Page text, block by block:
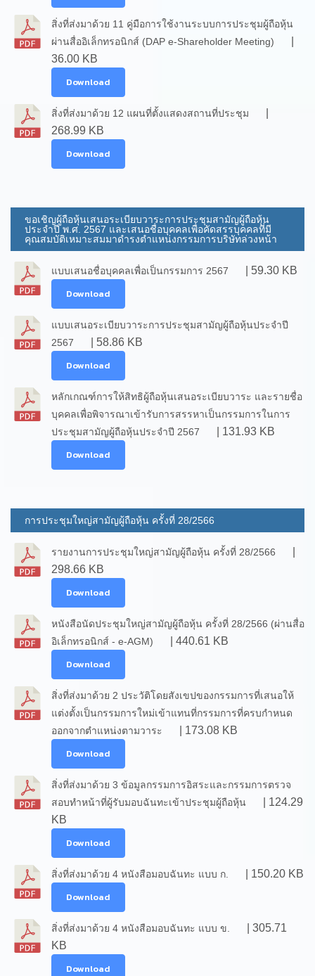
สิ่งที่ส่งมาด้วย 11 คู่มือการใช้งานระบบการประชุมผู้ถือหุ้น
ผ่านสื่ออิเล็กทรอนิกส์ (DAP e-Shareholder Meeting)
36.00 KB
Download
สิ่งที่ส่งมาด้วย 12 แผนที่ตั้งแสดงสถานที่ประชุม
268.99 KB
Download
ขอเชิญผู้ถือหุ้นเสนอระเบียบวาระการประชุมสามัญผู้ถือหุ้น
ประจำปี พ.ศ. 2567 และเสนอชื่อบุคคลเพื่อคัดสรรบุคคลที่มี
คุณสมบัติเหมาะสมมาดำรงตำแหน่งกรรมการบริษัทล่วงหน้า
แบบเสนอชื่อบุคคลเพื่อเป็นกรรมการ 2567 | 59.30 KB
Download
แบบเสนอระเบียบวาระการประชุมสามัญผู้ถือหุ้นประจำปี
2567
| 58.86 KB
Download
หลักเกณฑ์การให้สิทธิผู้ถือหุ้นเสนอระเบียบวาระ และรายชื่อ
บุคคลเพื่อพิจารณาเข้ารับการสรรหาเป็นกรรมการในการ
ประชุมสามัญผู้ถือหุ้นประจำปี 2567
| 131.93 KB
Download
การประชุมใหญ่สามัญผู้ถือหุ้น ครั้งที่ 28/2566
รายงานการประชุมใหญ่สามัญผู้ถือหุ้น ครั้งที่ 28/2566
298.66 KB
Download
หนังสือนัดประชุมใหญ่สามัญผู้ถือหุ้น ครั้งที่ 28/2566 (ผ่านสื่อ
อิเล็กทรอนิกส์ - e-AGM)
| 440.61 KB
Download
สิ่งที่ส่งมาด้วย 2 ประวัติโดยสังเขปของกรรมการที่เสนอให้
แต่งตั้งเป็นกรรมการใหม่เข้าแทนที่กรรมการที่ครบกำหนด
ออกจากตำแหน่งตามวาระ
| 173.08 KB
Download
สิ่งที่ส่งมาด้วย 3 ข้อมูลกรรมการอิสระและกรรมการตรวจ
สอบทำหน้าที่ผู้รับมอบฉันทะเข้าประชุมผู้ถือหุ้น
| 124.29
KB
Download
สิ่งที่ส่งมาด้วย 4 หนังสือมอบฉันทะ แบบ ก. | 150.20 KB
Download
สิ่งที่ส่งมาด้วย 4 หนังสือมอบฉันทะ แบบ ข.
| 305.71
KB
Download